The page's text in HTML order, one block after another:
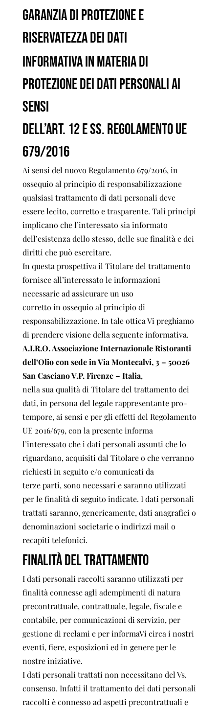
GARANZIA DI PROTEZIONE E
RISERVATEZZA DEI DATI
Informativa in materia di
Protezione dei Dati Personali ai
sensi
dell’art. 12 e ss. Regolamento UE
679/2016
Ai sensi del nuovo Regolamento 679/2016, in
ossequio al principio di responsabilizzazione
qualsiasi trattamento di dati personali deve
essere lecito, corretto e trasparente. Tali principi
implicano che l’interessato sia informato
dell’esistenza dello stesso, delle sue finalità e dei
diritti che può esercitare.
In questa prospettiva il Titolare del trattamento
fornisce all’interessato le informazioni
necessarie ad assicurare un uso
corretto in ossequio al principio di
responsabilizzazione. In tale ottica Vi preghiamo
di prendere visione della seguente informativa.
A.I.R.O. Associazione Internazionale Ristoranti
dell’Olio con sede in Via Montecalvi, 3 – 50026
San Casciano V.P. Firenze – Italia,
nella sua qualità di Titolare del trattamento dei
dati, in persona del legale rappresentante pro-
tempore, ai sensi e per gli effetti del Regolamento
UE 2016/679, con la presente informa
l’interessato che i dati personali assunti che lo
riguardano, acquisiti dal Titolare o che verranno
richiesti in seguito e/o comunicati da
terze parti, sono necessari e saranno utilizzati
per le finalità di seguito indicate. I dati personali
trattati saranno, genericamente, dati anagrafici o
denominazioni societarie o indirizzi mail o
recapiti telefonici.
FINALITÀ DEL TRATTAMENTO
I dati personali raccolti saranno utilizzati per
finalità connesse agli adempimenti di natura
precontrattuale, contrattuale, legale, fiscale e
contabile, per comunicazioni di servizio, per
gestione di reclami e per informaVi circa i nostri
eventi, fiere, esposizioni ed in genere per le
nostre iniziative.
I dati personali trattati non necessitano del Vs.
consenso. Infatti il trattamento dei dati personali
raccolti è connesso ad aspetti precontrattuali e